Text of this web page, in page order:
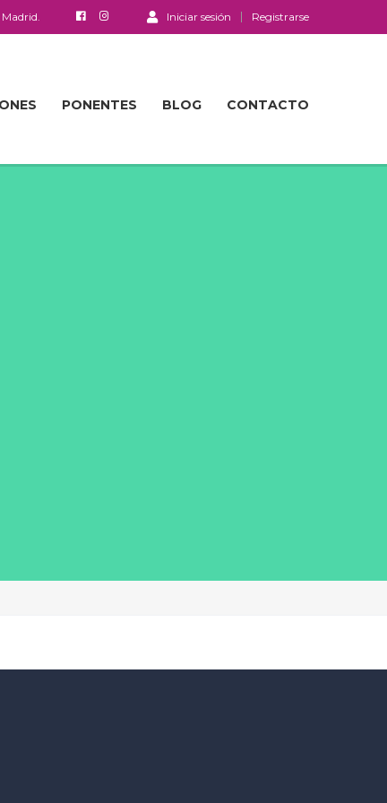
Iniciar sesión Registrarse
PONENTES BLOG CONTACTO